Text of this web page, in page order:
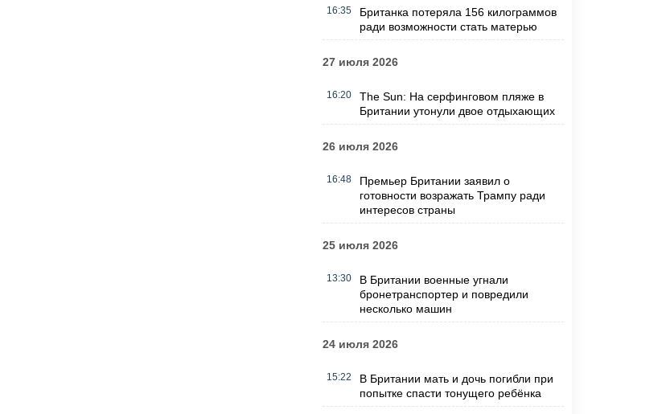
16:35
Британка потеряла 156 килограммов
ради возможности стать матерью
27 июля 2026
16:20
The Sun: На серфинговом пляже в
Британии утонули двое отдыхающих
26 июля 2026
16:48
Премьер Британии заявил о
готовности возражать Трампу ради
интересов страны
25 июля 2026
13:30
В Британии военные угнали
бронетранспортер и повредили
несколько машин
24 июля 2026
15:22
В Британии мать и дочь погибли при
попытке спасти тонущего ребёнка